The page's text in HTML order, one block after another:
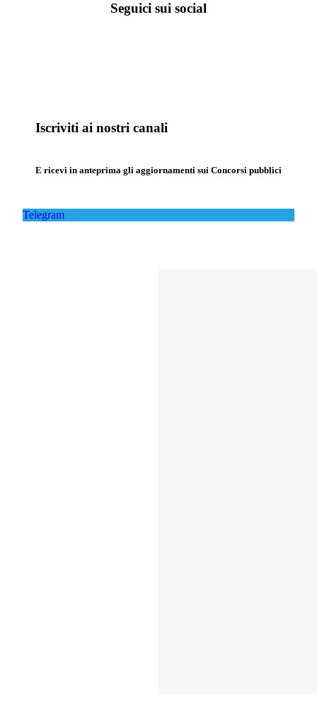
Seguici sui social
Iscriviti ai nostri canali
E ricevi in anteprima gli aggiornamenti sui Concorsi pubblici
Telegram